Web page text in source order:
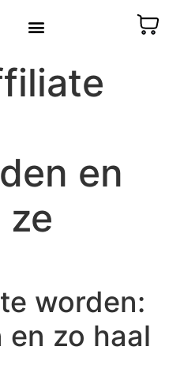
en
ze
worden:
zo haal